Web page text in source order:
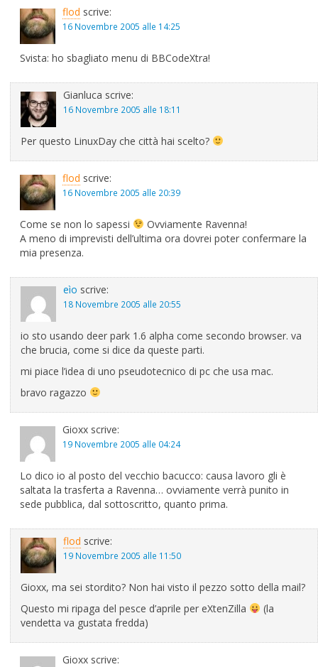
flod scrive:
16 Novembre 2005 alle 14:25
Svista: ho sbagliato menu di BBCodeXtra!
Gianluca scrive:
16 Novembre 2005 alle 18:11
Per questo LinuxDay che città hai scelto?
flod scrive:
16 Novembre 2005 alle 20:39
Come se non lo sapessi
Ovviamente Ravenna!
A meno di imprevisti dell’ultima ora dovrei poter confermare la
mia presenza.
eìo scrive:
18 Novembre 2005 alle 20:55
io sto usando deer park 1.6 alpha come secondo browser. va
che brucia, come si dice da queste parti.
mi piace l’idea di uno pseudotecnico di pc che usa mac.
bravo ragazzo
Gioxx scrive:
19 Novembre 2005 alle 04:24
Lo dico io al posto del vecchio bacucco: causa lavoro gli è
saltata la trasferta a Ravenna… ovviamente verrà punito in
sede pubblica, dal sottoscritto, quanto prima.
flod scrive:
19 Novembre 2005 alle 11:50
Gioxx, ma sei stordito? Non hai visto il pezzo sotto della mail?
Questo mi ripaga del pesce d’aprile per eXtenZilla
(la
vendetta va gustata fredda)
Gioxx scrive: